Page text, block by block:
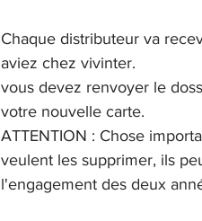
Chaque distributeur va
aviez chez vivinter.
vous devez renvoyer le
votre nouvelle carte.
ATTENTION : Chose
veulent les supprimer, ils
l'engagement des deux